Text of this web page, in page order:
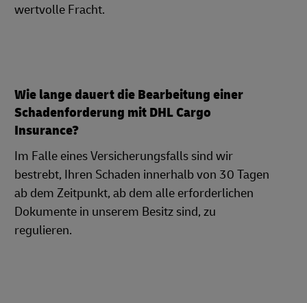
wertvolle Fracht.
Wie lange dauert die Bearbeitung einer
Schadenforderung mit DHL Cargo
Insurance?
Im Falle eines Versicherungsfalls sind wir
bestrebt, Ihren Schaden innerhalb von 30 Tagen
ab dem Zeitpunkt, ab dem alle erforderlichen
Dokumente in unserem Besitz sind, zu
regulieren.